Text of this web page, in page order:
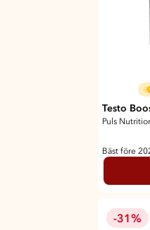
Testo
Puls
Bäst före
-31%